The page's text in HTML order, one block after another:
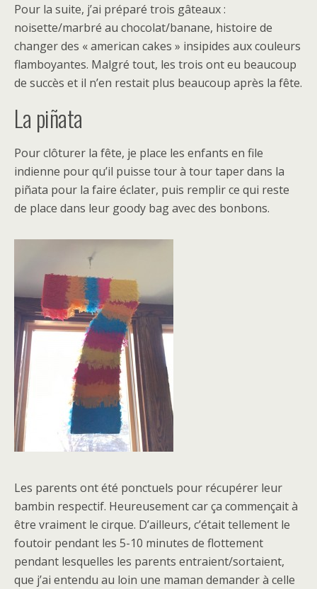
Pour la suite, j’ai préparé trois gâteaux :
noisette/marbré au chocolat/banane, histoire de
changer des « american cakes » insipides aux couleurs
flamboyantes. Malgré tout, les trois ont eu beaucoup
de succès et il n’en restait plus beaucoup après la fête.
La piñata
Pour clôturer la fête, je place les enfants en file
indienne pour qu’il puisse tour à tour taper dans la
piñata pour la faire éclater, puis remplir ce qui reste
de place dans leur goody bag avec des bonbons.
Les parents ont été ponctuels pour récupérer leur
bambin respectif. Heureusement car ça commençait à
être vraiment le cirque. D’ailleurs, c’était tellement le
foutoir pendant les 5-10 minutes de flottement
pendant lesquelles les parents entraient/sortaient,
que j’ai entendu au loin une maman demander à celle